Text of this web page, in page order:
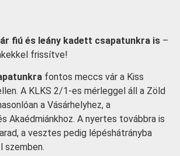
fiú és leány kadett csapatunkra is –
frissítve!
fontos meccs vár a Kiss
A KLKS 2/1-es mérleggel áll a Zöld
a Vásárhelyhez, a
Akaédmiánkhoz. A nyertes továbbra is
a vesztes pedig lépéshátrányba
szemben.